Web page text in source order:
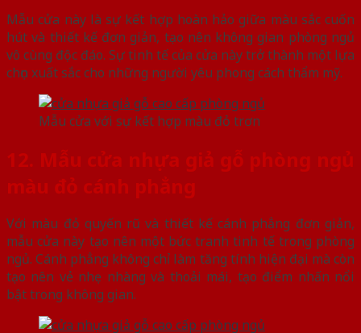
Mẫu cửa này là sự kết hợp hoàn hảo giữa màu sắc cuốn
hút và thiết kế đơn giản, tạo nên không gian phòng ngủ
vô cùng độc đáo. Sự tinh tế của cửa này trở thành một lựa
chọn xuất sắc cho những người yêu phong cách thẩm mỹ.
Mẫu cửa với sự kết hợp màu đỏ trơn
12. Mẫu cửa nhựa giả gỗ phòng ngủ
màu đỏ cánh phẳng
Với màu đỏ quyến rũ và thiết kế cánh phẳng đơn giản,
mẫu cửa này tạo nên một bức tranh tinh tế trong phòng
ngủ. Cánh phẳng không chỉ làm tăng tính hiện đại mà còn
tạo nên vẻ nhẹ nhàng và thoải mái, tạo điểm nhấn nổi
bật trong không gian.